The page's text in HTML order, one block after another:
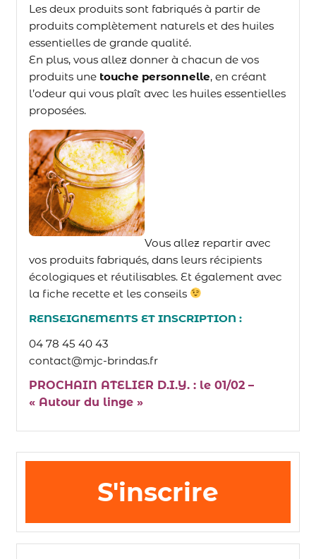
Les deux produits sont fabriqués à partir de
produits complètement naturels et des huiles
essentielles de grande qualité.
En plus, vous allez donner à chacun de vos
produits une touche personnelle, en créant
l’odeur qui vous plaît avec les huiles essentielles
proposées.
Vous allez repartir avec
vos produits fabriqués, dans leurs récipients
écologiques et réutilisables. Et également avec
la fiche recette et les conseils
RENSEIGNEMENTS ET INSCRIPTION :
04 78 45 40 43
contact@mjc-brindas.fr
PROCHAIN ATELIER D.I.Y. : le 01/02 –
« Autour du linge »
S'inscrire